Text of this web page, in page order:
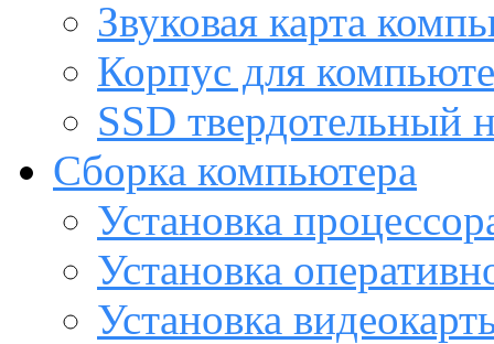
Звуковая карта
Корпус для
SSD твердотельный
Сборка компьютера
Установка
Установка
Установка